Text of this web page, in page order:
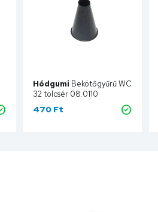
Hódgumi Bekötőgyűrű WC
32 tölcsér 08.0110
470 Ft